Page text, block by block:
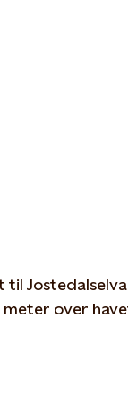
over